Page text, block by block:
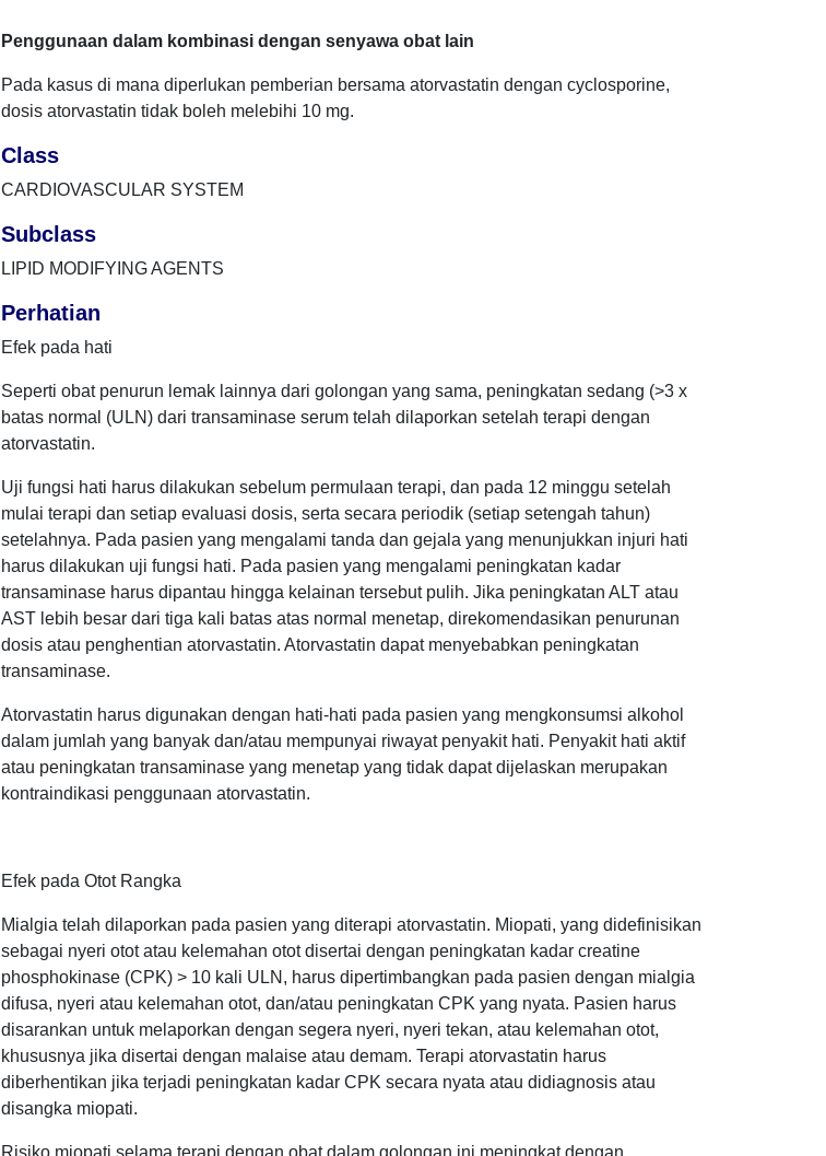
Penggunaan dalam kombinasi dengan senyawa obat lain
Pada kasus di mana diperlukan pemberian bersama atorvastatin dengan cyclosporine,
dosis atorvastatin tidak boleh melebihi 10 mg.
Class
CARDIOVASCULAR SYSTEM
Subclass
LIPID MODIFYING AGENTS
Perhatian
Efek pada hati
Seperti obat penurun lemak lainnya dari golongan yang sama, peningkatan sedang (>3 x
batas normal (ULN) dari transaminase serum telah dilaporkan setelah terapi dengan
atorvastatin.
Uji fungsi hati harus dilakukan sebelum permulaan terapi, dan pada 12 minggu setelah
mulai terapi dan setiap evaluasi dosis, serta secara periodik (setiap setengah tahun)
setelahnya. Pada pasien yang mengalami tanda dan gejala yang menunjukkan injuri hati
harus dilakukan uji fungsi hati. Pada pasien yang mengalami peningkatan kadar
transaminase harus dipantau hingga kelainan tersebut pulih. Jika peningkatan ALT atau
AST lebih besar dari tiga kali batas atas normal menetap, direkomendasikan penurunan
dosis atau penghentian atorvastatin. Atorvastatin dapat menyebabkan peningkatan
transaminase.
Atorvastatin harus digunakan dengan hati-hati pada pasien yang mengkonsumsi alkohol
dalam jumlah yang banyak dan/atau mempunyai riwayat penyakit hati. Penyakit hati aktif
atau peningkatan transaminase yang menetap yang tidak dapat dijelaskan merupakan
kontraindikasi penggunaan atorvastatin.
Efek pada Otot Rangka
Mialgia telah dilaporkan pada pasien yang diterapi atorvastatin. Miopati, yang didefinisikan
sebagai nyeri otot atau kelemahan otot disertai dengan peningkatan kadar creatine
phosphokinase (CPK) > 10 kali ULN, harus dipertimbangkan pada pasien dengan mialgia
difusa, nyeri atau kelemahan otot, dan/atau peningkatan CPK yang nyata. Pasien harus
disarankan untuk melaporkan dengan segera nyeri, nyeri tekan, atau kelemahan otot,
khususnya jika disertai dengan malaise atau demam. Terapi atorvastatin harus
diberhentikan jika terjadi peningkatan kadar CPK secara nyata atau didiagnosis atau
disangka miopati.
Risiko miopati selama terapi dengan obat dalam golongan ini meningkat dengan